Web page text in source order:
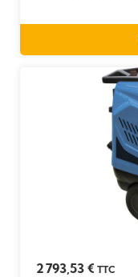
2 793,53 € TTC